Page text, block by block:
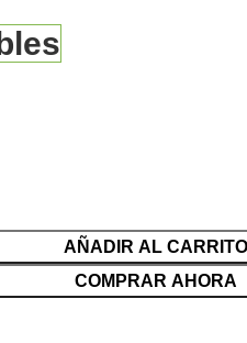
AÑADIR AL CARRITO
COMPRAR AHORA